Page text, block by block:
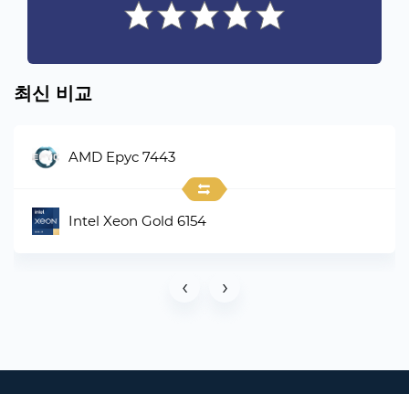
최신 비교
AMD Epyc 7443
Intel Xeon Gold 6154
‹ ›